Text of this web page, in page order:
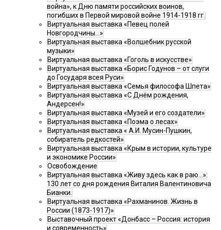
война», к Дню памяти российских воинов,
погибших в Первой мировой войне 1914-1918 гг.
Виртуальная выставка «Певец полей
Новгородчины…»
Виртуальная выставка «Волшебник русской
музыки»
Виртуальная выставка «Гоголь в искусстве»
Виртуальная выставка «Борис Годунов – от слуги
до Государя всея Руси»
Виртуальная выставка «Семья философа Шпета»
Виртуальная выставка «С Днём рождения,
Андерсен!»
Виртуальная выставка «Музей и его создатели»
Виртуальная выставка «Поэма о лесах»
Виртуальная выставка « А.И. Мусин-Пушкин,
собиратель редкостей»
Виртуальная выставка «Крым в истории, культуре
и экономике России»
Освобождение
Виртуальная выставка «Живу здесь как в раю…»:
130 лет со дня рождения Виталия Валентиновича
Бианки.
Виртуальная выставка «Рахманинов. Жизнь в
России (1873-1917)»
Выставочный проект «Донбасс – Россия: история
и современность»